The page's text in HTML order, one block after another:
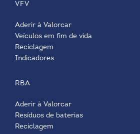
VFV
Aderir à Valorcar
Veículos em fim de vida
Reciclagem
Indicadores
RBA
Aderir à Valorcar
Resíduos de baterias
Reciclagem